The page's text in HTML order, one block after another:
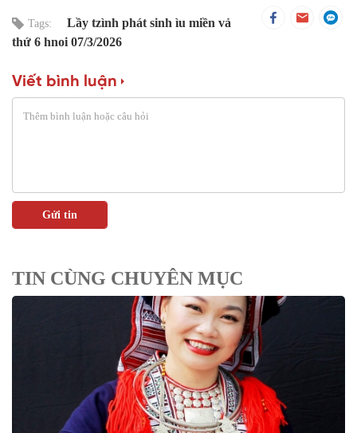
Tags:
Lầy tzình phát sinh ìu miền vả
thứ 6 hnoi 07/3/2026
Viết bình luận
TIN CÙNG CHUYÊN MỤC